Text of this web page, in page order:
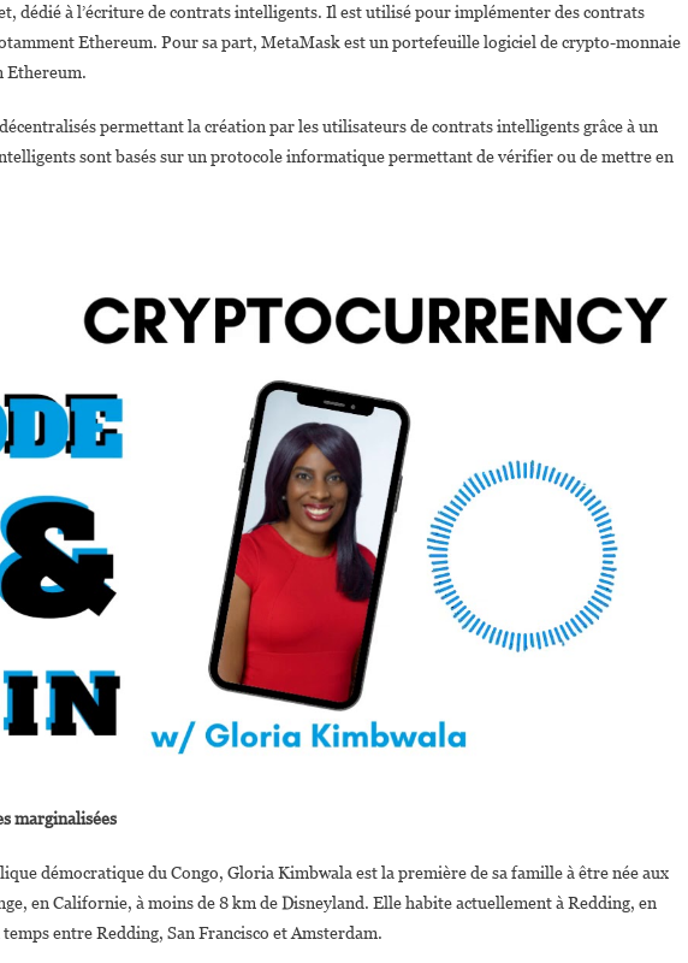
dédié à l’écriture de contrats intelligents. Il est utilisé pour implémenter des contrats
Ethereum. Pour sa part, MetaMask est un portefeuille logiciel de crypto-monnaie
Ethereum.
permettant la création par les utilisateurs de contrats intelligents grâce à un
sont basés sur un protocole informatique permettant de vérifier ou de mettre en
marginalisées
démocratique du Congo, Gloria Kimbwala est la première de sa famille à être née aux
en Californie, à moins de 8 km de Disneyland. Elle habite actuellement à Redding, en
entre Redding, San Francisco et Amsterdam.